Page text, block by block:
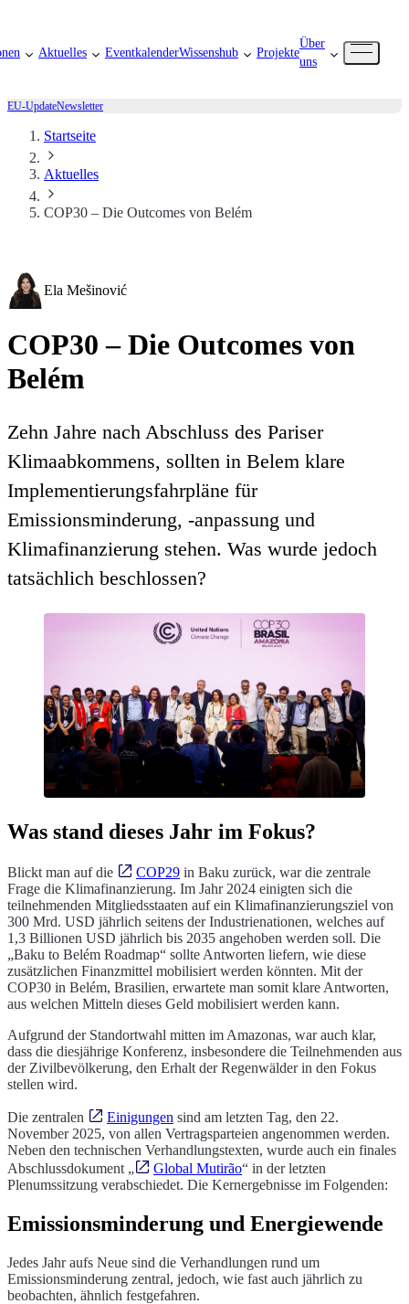
Aktuelles EventkalenderWissenshub Projekte
Über
uns
EU-UpdateNewsletter
Startseite
Aktuelles
COP30 – Die Outcomes von Belém
Ela Mešinović
COP30 – Die Outcomes von
Belém
Zehn Jahre nach Abschluss des Pariser
Klimaabkommens, sollten in Belem klare
Implementierungsfahrpläne für
Emissionsminderung, -anpassung und
Klimafinanzierung stehen. Was wurde jedoch
tatsächlich beschlossen?
Was stand dieses Jahr im Fokus?
Blickt man auf die COP29 in Baku zurück, war die zentrale
Frage die Klimafinanzierung. Im Jahr 2024 einigten sich die
teilnehmenden Mitgliedsstaaten auf ein Klimafinanzierungsziel von
300 Mrd. USD jährlich seitens der Industrienationen, welches auf
1,3 Billionen USD jährlich bis 2035 angehoben werden soll. Die
„Baku to Belém Roadmap“ sollte Antworten liefern, wie diese
zusätzlichen Finanzmittel mobilisiert werden könnten. Mit der
COP30 in Belém, Brasilien, erwartete man somit klare Antworten,
aus welchen Mitteln dieses Geld mobilisiert werden kann.
Aufgrund der Standortwahl mitten im Amazonas, war auch klar,
dass die diesjährige Konferenz, insbesondere die Teilnehmenden aus
der Zivilbevölkerung, den Erhalt der Regenwälder in den Fokus
stellen wird.
Die zentralen Einigungen sind am letzten Tag, den 22.
November 2025, von allen Vertragsparteien angenommen werden.
Neben den technischen Verhandlungstexten, wurde auch ein finales
Abschlussdokument „
Global Mutirão“ in der letzten
Plenumssitzung verabschiedet. Die Kernergebnisse im Folgenden:
Emissionsminderung und Energiewende
Jedes Jahr aufs Neue sind die Verhandlungen rund um
Emissionsminderung zentral, jedoch, wie fast auch jährlich zu
beobachten, ähnlich festgefahren.